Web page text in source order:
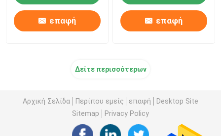
επαφή
παραγωγή
επαφή
Δείτε περισσότερων
Αρχική Σελίδα Περίπου εμείς επαφή
Desktop Site
Sitemap
Privacy Policy